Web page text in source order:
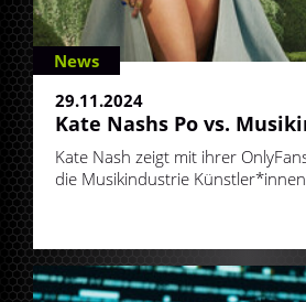
News
29.11.2024
Kate Nashs Po vs.
Kate Nash zeigt mit ihrer
die Musikindustrie